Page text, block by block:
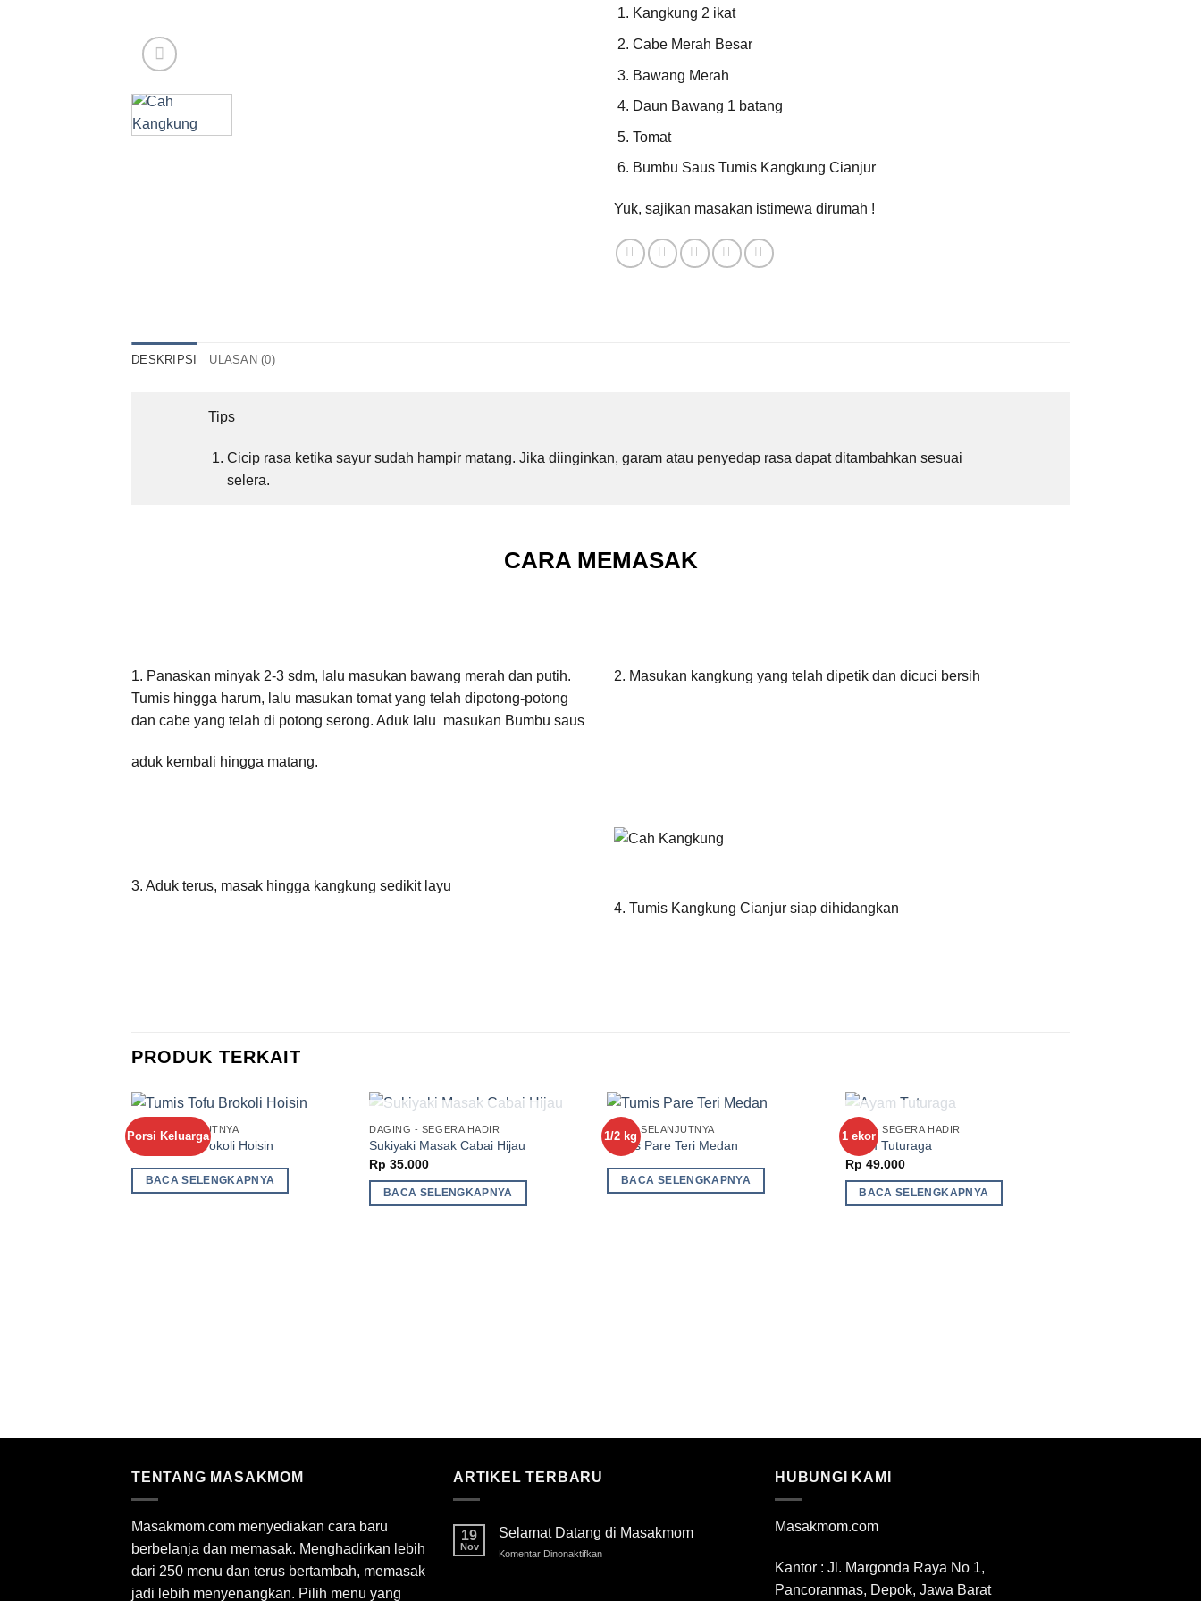
Kangkung 2 ikat
Cabe Merah Besar
Bawang Merah
Daun Bawang 1 batang
Tomat
Bumbu Saus Tumis Kangkung Cianjur
Yuk, sajikan masakan istimewa dirumah !
DESKRIPSI ULASAN (0)
Tips
Cicip rasa ketika sayur sudah hampir matang. Jika diinginkan, garam atau penyedap rasa dapat ditambahkan sesuai
selera.
CARA MEMASAK
1. Panaskan minyak 2-3 sdm, lalu masukan bawang merah dan putih.
Tumis hingga harum, lalu masukan tomat yang telah dipotong-potong
dan cabe yang telah di potong serong. Aduk lalu masukan Bumbu saus
aduk kembali hingga matang.
2. Masukan kangkung yang telah dipetik dan dicuci bersih
3. Aduk terus, masak hingga kangkung sedikit layu
4. Tumis Kangkung Cianjur siap dihidangkan
PRODUK TERKAIT
Porsi Keluarga
MENU SELANJUTNYA
Tumis Tofu Brokoli Hoisin
BACA SELENGKAPNYA
STOK HABIS
DAGING - SEGERA HADIR
Sukiyaki Masak Cabai Hijau
Rp 35.000
BACA SELENGKAPNYA
1/2 kg
MENU SELANJUTNYA
Tumis Pare Teri Medan
BACA SELENGKAPNYA
1 ekor STOK HABIS
AYAM - SEGERA HADIR
Ayam Tuturaga
Rp 49.000
BACA SELENGKAPNYA
TENTANG MASAKMOM
Masakmom.com menyediakan cara baru
berbelanja dan memasak. Menghadirkan lebih
dari 250 menu dan terus bertambah, memasak
jadi lebih menyenangkan. Pilih menu yang
ARTIKEL TERBARU
19
Nov
Selamat Datang di Masakmom
Komentar Dinonaktifkanpada
HUBUNGI KAMI
Masakmom.com
Kantor : Jl. Margonda Raya No 1,
Pancoranmas, Depok, Jawa Barat